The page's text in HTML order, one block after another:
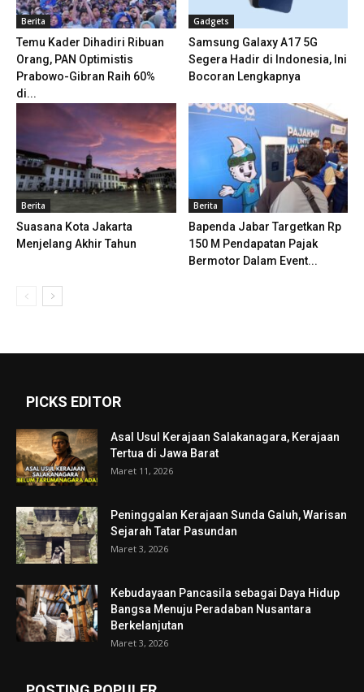
Berita
Temu Kader Dihadiri Ribuan
Orang, PAN Optimistis
Prabowo-Gibran Raih 60%
di...
Gadgets
Samsung Galaxy A17 5G
Segera Hadir di Indonesia, Ini
Bocoran Lengkapnya
Berita
Suasana Kota Jakarta
Menjelang Akhir Tahun
Berita
Bapenda Jabar Targetkan Rp
150 M Pendapatan Pajak
Bermotor Dalam Event...
PICKS EDITOR
Asal Usul Kerajaan Salakanagara, Kerajaan
Tertua di Jawa Barat
Maret 11, 2026
Peninggalan Kerajaan Sunda Galuh, Warisan
Sejarah Tatar Pasundan
Maret 3, 2026
Kebudayaan Pancasila sebagai Daya Hidup
Bangsa Menuju Peradaban Nusantara
Berkelanjutan
Maret 3, 2026